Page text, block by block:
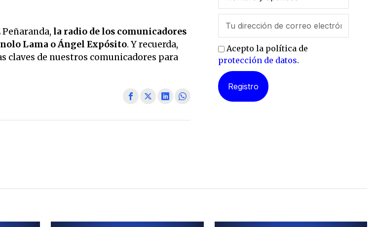
Peñaranda, la radio de los comunicadores
Lama o Ángel Expósito. Y recuerda,
claves de nuestros comunicadores para
Acepto la política de
protección de datos.